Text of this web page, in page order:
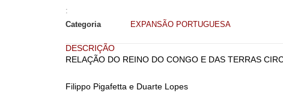
:
Categoria
EXPANSÃO PORTUGUESA
DESCRIÇÃO
RELAÇÃO DO REINO DO CONGO E DAS TERRAS
Filippo Pigafetta e Duarte Lopes